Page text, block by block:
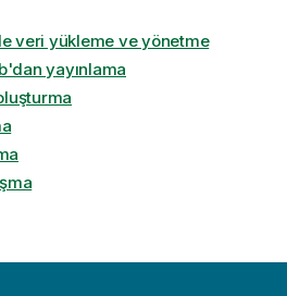
veri yükleme ve yönetme
yayınlama